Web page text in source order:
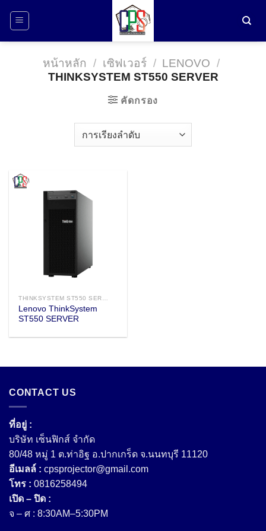
หน้าหลัก / เซิฟเวอร์ / LENOVO /
THINKSYSTEM ST550 SERVER
คัดกรอง
Lenovo ThinkSystem
ST550 SERVER
CONTACT US
ที่อยู่ :
บริษัท เซ็นฟิกส์ จํากัด
80/48 หมู่ 1 ต.ท่าอิฐ อ.ปากเกร็ด จ.นนทบุรี 11120
อีเมลล์ : cpsprojector@gmail.com
โทร : 0816258494
เปิด – ปิด :
จ – ศ : 8:30AM–5:30PM